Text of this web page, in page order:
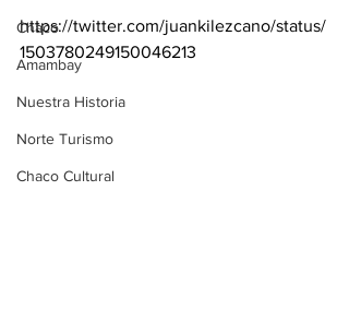
Chaco
Amambay
Nuestra Historia
Norte Turismo
Chaco Cultural
https://twitter.com/juankilezcano/status/
1503780249150046213